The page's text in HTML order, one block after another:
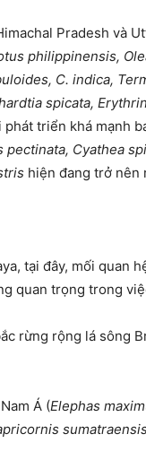
Pradesh và
philippinensis,
C. indica,
spicata,
phát triển khá mạnh
pectinata, Cyathea
hiện đang trở nên
tại đây, mối quan
quan trọng trong
rừng rộng lá sông
Á (Elephas
sumatraensis